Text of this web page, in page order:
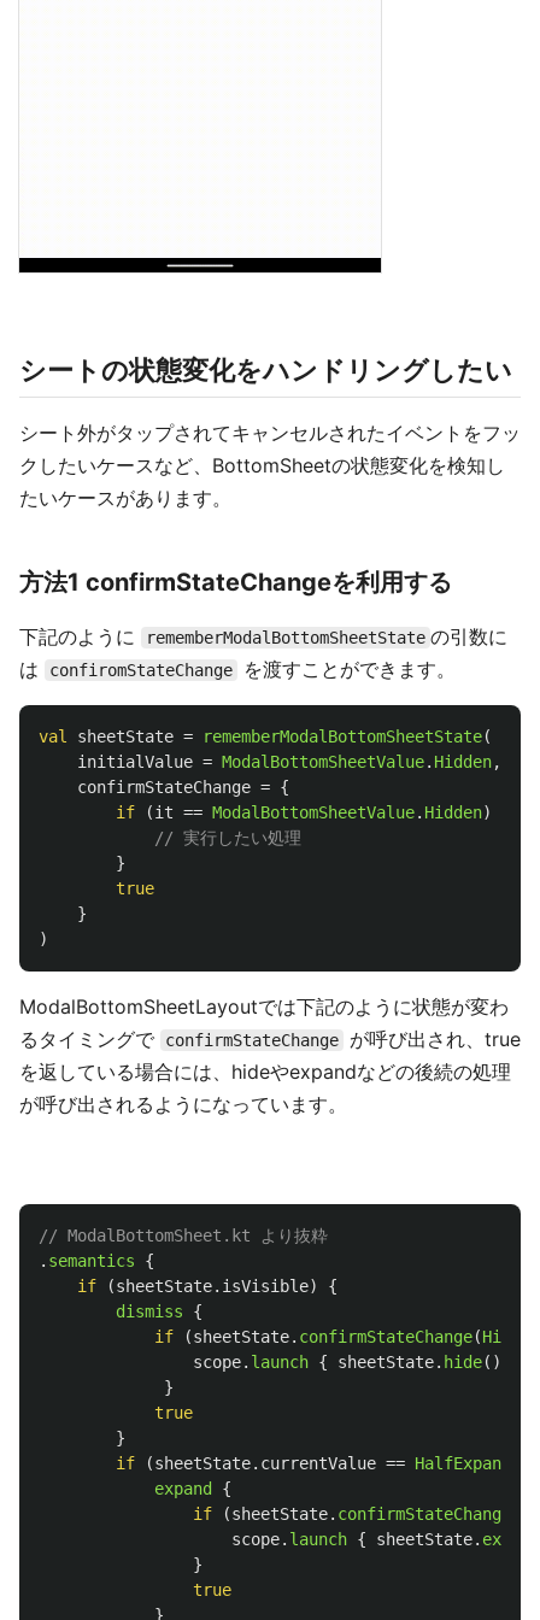
シートの状態変化をハンドリングしたい
シート外がタップされてキャンセルされたイベントをフッ
クしたいケースなど、BottomSheetの状態変化を検知し
たいケースがあります。
方法1 confirmStateChangeを利用する
下記のように rememberModalBottomSheetState の引数に
は
confiromStateChange を渡すことができます。
val sheetState = rememberModalBottomSheetState(
initialValue = ModalBottomSheetValue. Hidden,
confirmStateChange = {
if
(it == ModalBottomSheetValue. Hidden)
// 実行したい処理
}
true
}
)
ModalBottomSheetLayoutでは下記のように状態が変わ
るタイミングで
confirmStateChange
が呼び出され、true
を返している場合には、hideやexpandなどの後続の処理
が呼び出されるようになっています。
// ModalBottomSheet.kt より抜粋
. semantics
{
if
(sheetState. isVisible)
{
dismiss
{
if
(sheetState. confirmStateChange(Hidden
scope. launch { sheetState. hide()
}
true
}
if
(sheetState. currentValue == HalfExpanded
expand
{
if
(sheetState. confirmStateChange
scope. launch { sheetState. expand
}
true
}